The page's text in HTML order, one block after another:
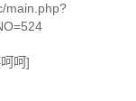
main.php?
呵]